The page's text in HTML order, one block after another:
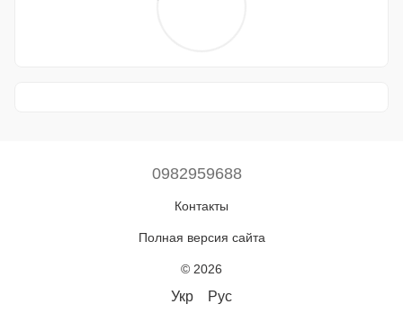
0982959688
Контакты
Полная версия сайта
© 2026
Укр Рус